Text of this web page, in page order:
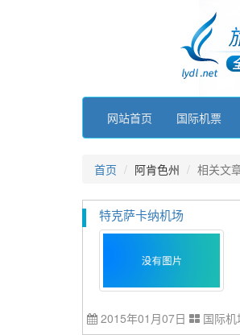
网站首页 国际机票
首页 阿肯色州 相关文
特克萨卡纳机场
2015年01月07日
国际机